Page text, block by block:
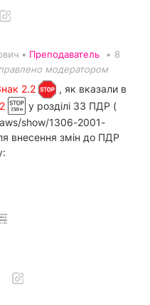
• Преподаватель • 8
модератором
2.2
, як вказали в
у розділі 33 ПДР (
show/1306-2001-
внесення змін до ПДР